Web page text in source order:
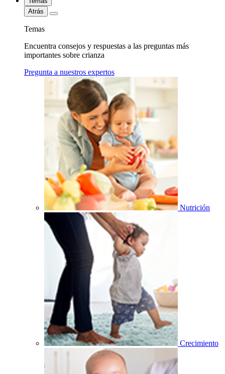
Atrás
Temas
Encuentra consejos y respuestas a las preguntas más
importantes sobre crianza
Pregunta a nuestros expertos
Nutrición
Crecimiento